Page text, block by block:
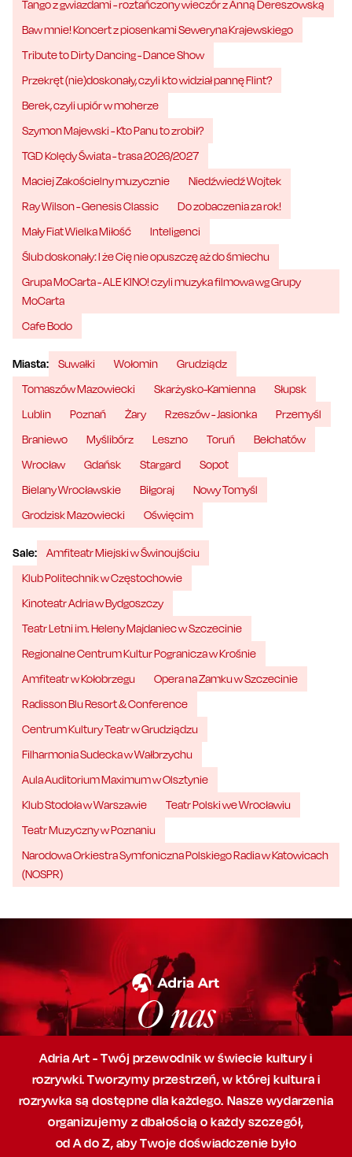
Tango z gwiazdami - roztańczony wieczór z Anną Dereszowską
Baw mnie! Koncert z piosenkami Seweryna Krajewskiego
Tribute to Dirty Dancing - Dance Show
Przekręt (nie)doskonały, czyli kto widział pannę Flint?
Berek, czyli upiór w moherze
Szymon Majewski - Kto Panu to zrobił?
TGD Kolędy Świata - trasa 2026/2027
Maciej Zakościelny muzycznie
Niedźwiedź Wojtek
Ray Wilson - Genesis Classic
Do zobaczenia za rok!
Mały Fiat Wielka Miłość
Inteligenci
Ślub doskonały: I że Cię nie opuszczę aż do śmiechu
Grupa MoCarta - ALE KINO! czyli muzyka filmowa wg Grupy
MoCarta
Cafe Bodo
Miasta: Suwałki Wołomin
Grudziądz
Tomaszów Mazowiecki
Skarżysko-Kamienna
Słupsk
Lublin
Poznań Żary Rzeszów - Jasionka
Przemyśl
Braniewo
Myślibórz Leszno Toruń
Bełchatów
Wrocław
Gdańsk Stargard
Sopot
Bielany Wrocławskie
Biłgoraj
Nowy Tomyśl
Grodzisk Mazowiecki
Oświęcim
Sale:
Amfiteatr Miejski w Świnoujściu
Klub Politechnik w Częstochowie
Kinoteatr Adria w Bydgoszczy
Teatr Letni im. Heleny Majdaniec w Szczecinie
Regionalne Centrum Kultur Pogranicza w Krośnie
Amfiteatr w Kołobrzegu
Opera na Zamku w Szczecinie
Radisson Blu Resort & Conference
Centrum Kultury Teatr w Grudziądzu
Filharmonia Sudecka w Wałbrzychu
Aula Auditorium Maximum w Olsztynie
Klub Stodoła w Warszawie
Teatr Polski we Wrocławiu
Teatr Muzyczny w Poznaniu
Narodowa Orkiestra Symfoniczna Polskiego Radia w Katowicach
(NOSPR)
O nas
Adria Art - Twój przewodnik w świecie kultury i
rozrywki. Tworzymy przestrzeń,w której kultura i
rozrywka są dostępne dla każdego. Nasze wydarzenia
organizujemy z dbałością o każdy szczegół,
od A do Z, abyTwoje doświadczenie było